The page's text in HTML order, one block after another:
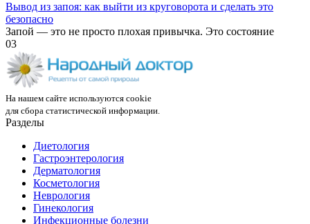
Вывод из запоя: как выйти из круговорота и сделать это
безопасно
Запой — это не просто плохая привычка. Это состояние
03
На нашем сайте используются cookie
для сбора статистической информации.
Разделы
Диетология
Гастроэнтерология
Дерматология
Косметология
Неврология
Гинекология
Инфекционные болезни